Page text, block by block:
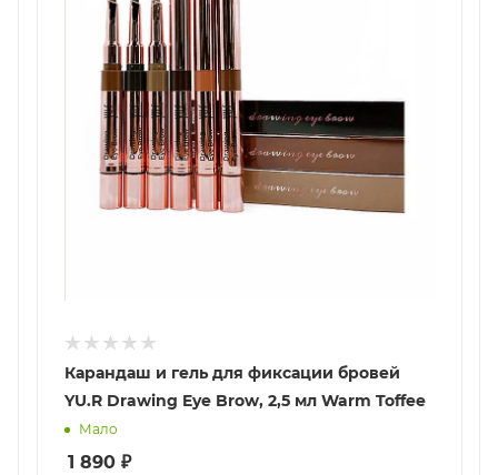
Карандаш и гель для фиксации бровей
YU.R Drawing Eye Brow, 2,5 мл Warm Toffee
Мало
1 890 ₽